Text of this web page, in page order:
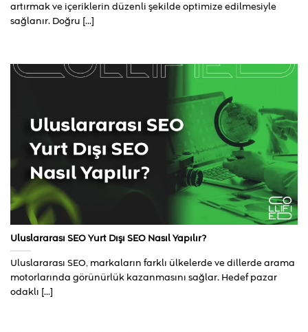
artırmak ve içeriklerin düzenli şekilde optimize edilmesiyle
sağlanır. Doğru [...]
Uluslararası SEO Yurt Dışı SEO Nasıl Yapılır?
Uluslararası SEO, markaların farklı ülkelerde ve dillerde arama
motorlarında görünürlük kazanmasını sağlar. Hedef pazar
odaklı [...]